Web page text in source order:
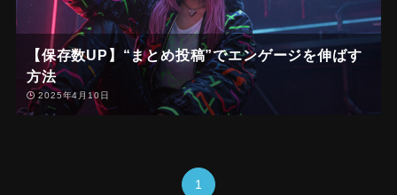
【保存数UP】“まとめ投稿”でエンゲージを伸ばす
方法
2025年4月10日
1